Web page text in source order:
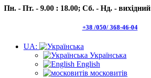
Пн. - Пт. - 9.00 : 18.00; Сб. - Нд. - вихідний
+38 /050/ 368-46-04
UA:
Українська
English
московитів